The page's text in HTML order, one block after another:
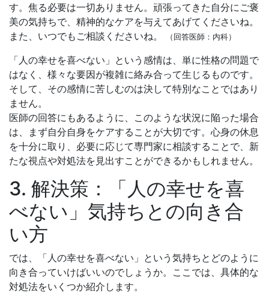
す。焦る必要は一切ありません。頑張ってきた自分にご褒
美の気持ちで、精神的なケアを与えてあげてくださいね。
また、いつでもご相談くださいね。
（回答医師：内科）
「人の幸せを喜べない」という感情は、単に性格の問題で
はなく、様々な要因が複雑に絡み合って生じるものです。
そして、その感情に苦しむのは決して特別なことではあり
ません。
医師の回答にもあるように、このような状況に陥った場合
は、まず自分自身をケアすることが大切です。心身の休息
を十分に取り、必要に応じて専門家に相談することで、新
たな視点や対処法を見出すことができるかもしれません。
3. 解決策：「人の幸せを喜
べない」気持ちとの向き合
い方
では、「人の幸せを喜べない」という気持ちとどのように
向き合っていけばいいのでしょうか。ここでは、具体的な
対処法をいくつか紹介します。